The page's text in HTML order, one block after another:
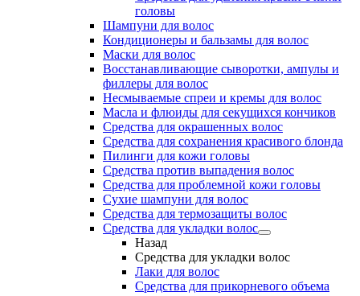
головы
Шампуни для волос
Кондиционеры и бальзамы для волос
Маски для волос
Восстанавливающие сыворотки, ампулы и
филлеры для волос
Несмываемые спреи и кремы для волос
Масла и флюиды для секущихся кончиков
Средства для окрашенных волос
Средства для сохранения красивого блонда
Пилинги для кожи головы
Средства против выпадения волос
Средства для проблемной кожи головы
Сухие шампуни для волос
Средства для термозащиты волос
Средства для укладки волос
Назад
Средства для укладки волос
Лаки для волос
Средства для прикорневого объема